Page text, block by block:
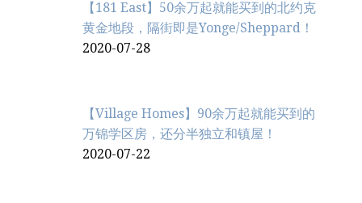
【181 East】50余万起就能买到的北约克
黄金地段，隔街即是Yonge/Sheppard！
2020-07-28
【Village Homes】90余万起就能买到的
万锦学区房，还分半独立和镇屋！
2020-07-22